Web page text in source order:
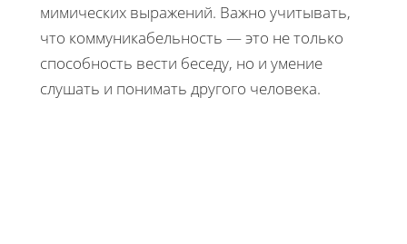
мимических выражений. Важно учитывать,
что коммуникабельность — это не только
способность вести беседу, но и умение
слушать и понимать другого человека.